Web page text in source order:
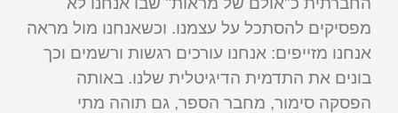
מפסיקים להסתכל על עצמנו. וכשאנחנו מול מראה
אנחנו מזייפים: אנחנו עורכים רגשות ורשמים וכך
בונים את התדמית הדיגיטלית שלנו. באותה
הפסקה סימור, מחבר הספר, גם תוהה מתי